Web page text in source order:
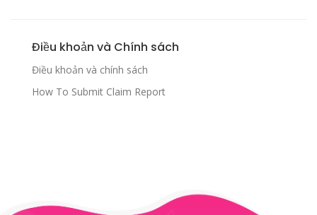
Điều khoản và Chính sách
Điều khoản và chính sách
How To Submit Claim Report